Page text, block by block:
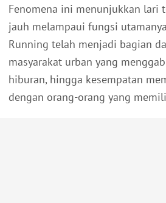
Fenomena ini menunjukkan lari
jauh melampaui fungsi
Running telah menjadi bagian
masyarakat urban yang
hiburan, hingga kesempatan
dengan orang-orang yang